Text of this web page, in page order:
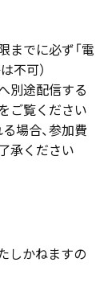
までに必ず「電
不可）
別途配信する
ご覧ください
場合、参加費
承ください
しかねますの